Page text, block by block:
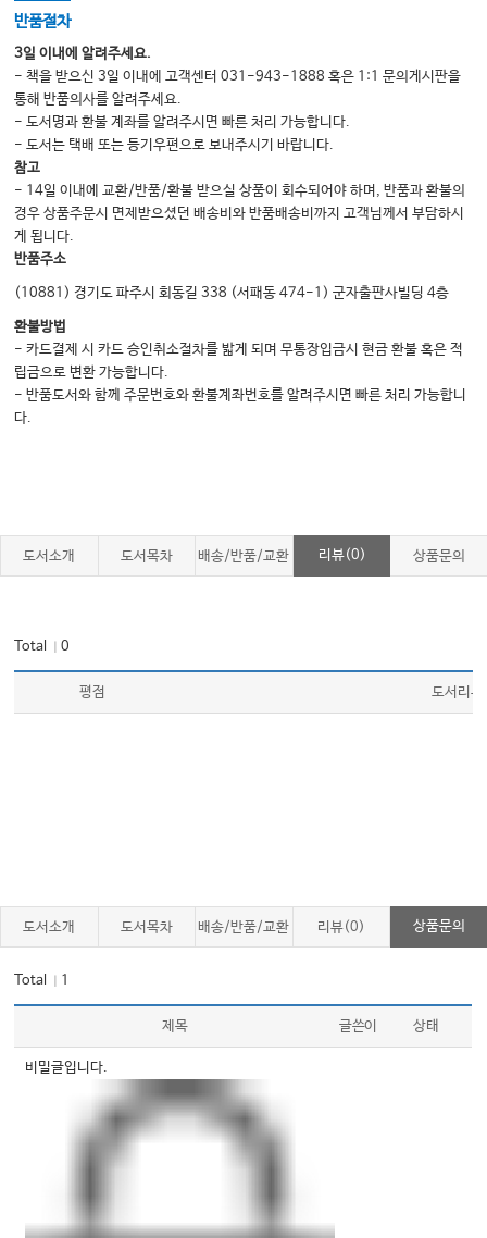
제Ⅳ편 사상체질변증론
제1장 사상체질변증론의 개요
01. 체질변증의 조건
02. 체질별 분류
03. 변증이 어려운 체질 간의 비교
04. 이제마의 변증정신
05. 각 사상인의 특징
06. 동의수세보원사상초본권
07. 후세의가들에 의한 체질 진단법의 연구
제Ⅴ편 병증론
제1장 사상의학과 상한론과의 관계
02. 이제마의 치료의학 정신
03. 사상인 병증론 요약
01. 소양인 표병
03. 소양인 잡병
제5장 태음인 병증론
03. 태음인 잡병
반품절차
3일 이내에 알려주세요.
- 책을 받으신 3일 이내에 고객센터 031-943-1888 혹은 1:1 문의게시판을
통해 반품의사를 알려주세요.
- 도서명과 환불 계좌를 알려주시면 빠른 처리 가능합니다.
- 도서는 택배 또는 등기우편으로 보내주시기 바랍니다.
참고
- 14일 이내에 교환/반품/환불 받으실 상품이 회수되어야 하며, 반품과 환불의
경우 상품주문시 면제받으셨던 배송비와 반품배송비까지 고객님께서 부담하시
게 됩니다.
반품주소
(10881) 경기도 파주시 회동길 338 (서패동 474-1) 군자출판사빌딩 4층
환불방법
- 카드결제 시 카드 승인취소절차를 밟게 되며 무통장입금시 현금 환불 혹은 적
립금으로 변환 가능합니다.
- 반품도서와 함께 주문번호와 환불계좌번호를 알려주시면 빠른 처리 가능합니
다.
도서소개 도서목차 배송/반품/교환 리뷰(0) 상품문의
Total ｜0
평점 도서리뷰
도서소개 도서목차 배송/반품/교환 리뷰(0) 상품문의
Total 1
제목 글쓴이 상태
비밀글입니다.